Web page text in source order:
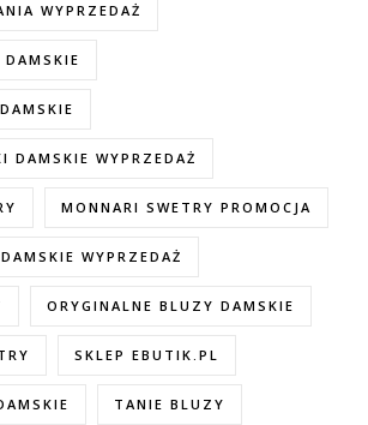
WYPRZEDAŻ
DAMSKIE WYPRZEDAŻ
MONNARI SWETRY PROMOCJA
WYPRZEDAŻ
ORYGINALNE BLUZY DAMSKIE
SKLEP EBUTIK.PL
TANIE BLUZY